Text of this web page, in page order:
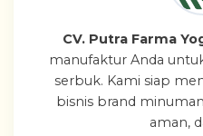
CV. Putra Farma
manufaktur Anda
serbuk. Kami siap
bisnis brand
aman,